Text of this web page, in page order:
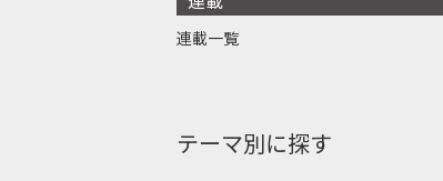
連載一覧
テーマ別に探す